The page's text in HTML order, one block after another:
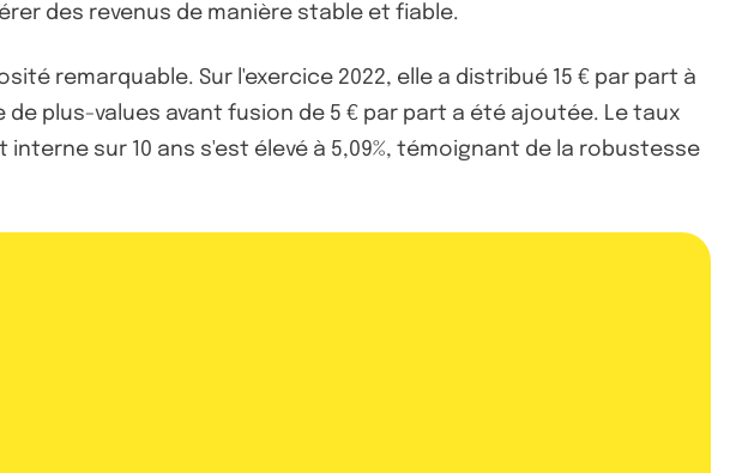
des revenus de manière stable et fiable.
remarquable. Sur l'exercice 2022, elle a distribué 15 € par part à
plus-values avant fusion de 5 € par part a été ajoutée. Le taux
sur 10 ans s'est élevé à 5,09%, témoignant de la robustesse